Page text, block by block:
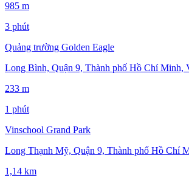
985 m
3 phút
Quảng trường Golden Eagle
Long Bình, Quận 9, Thành phố Hồ Chí Minh,
233 m
1 phút
Vinschool Grand Park
Long Thạnh Mỹ, Quận 9, Thành phố Hồ Chí
1,14 km